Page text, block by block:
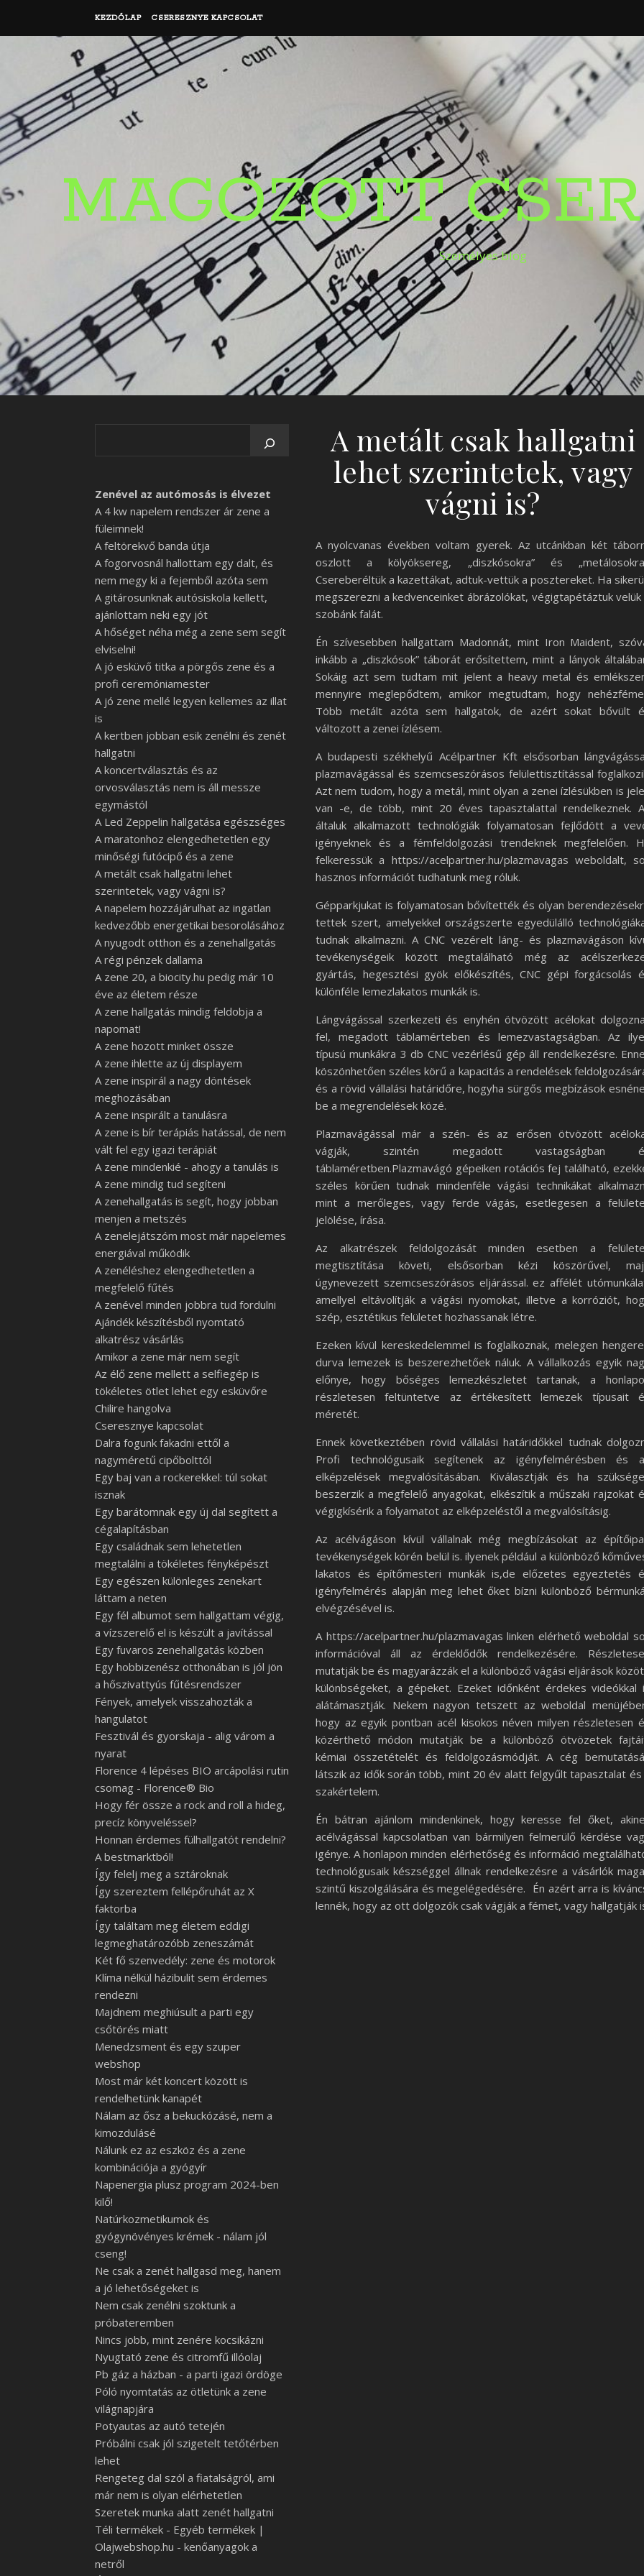
KEZDŐLAP CSERESZNYE KAPCSOLAT
MAGOZOTT
Személyes blog
Zenével az autómosás is élvezet
A 4 kw napelem rendszer ár zene a
füleimnek!
A feltörekvő banda útja
A fogorvosnál hallottam egy dalt, és
nem megy ki a fejemből azóta sem
A gitárosunknak autósiskola kellett,
ajánlottam neki egy jót
A hőséget néha még a zene sem segít
elviselni!
A jó esküvő titka a pörgős zene és a
profi ceremóniamester
A jó zene mellé legyen kellemes az illat
is
A kertben jobban esik zenélni és zenét
hallgatni
A koncertválasztás és az
orvosválasztás nem is áll messze
egymástól
A Led Zeppelin hallgatása egészséges
A maratonhoz elengedhetetlen egy
minőségi futócipő és a zene
A metált csak hallgatni lehet
szerintetek, vagy vágni is?
A napelem hozzájárulhat az ingatlan
kedvezőbb energetikai besorolásához
A nyugodt otthon és a zenehallgatás
A régi pénzek dallama
A zene 20, a biocity.hu pedig már 10
éve az életem része
A zene hallgatás mindig feldobja a
napomat!
A zene hozott minket össze
A zene ihlette az új displayem
A zene inspirál a nagy döntések
meghozásában
A zene inspirált a tanulásra
A zene is bír terápiás hatással, de nem
vált fel egy igazi terápiát
A zene mindenkié - ahogy a tanulás is
A zene mindig tud segíteni
A zenehallgatás is segít, hogy jobban
menjen a metszés
A zenelejátszóm most már napelemes
energiával működik
A zenéléshez elengedhetetlen a
megfelelő fűtés
A zenével minden jobbra tud fordulni
Ajándék készítésből nyomtató
alkatrész vásárlás
Amikor a zene már nem segít
Az élő zene mellett a selfiegép is
tökéletes ötlet lehet egy esküvőre
Chilire hangolva
Cseresznye kapcsolat
Dalra fogunk fakadni ettől a
nagyméretű cipőbolttól
Egy baj van a rockerekkel: túl sokat
isznak
Egy barátomnak egy új dal segített a
cégalapításban
Egy családnak sem lehetetlen
megtalálni a tökéletes fényképészt
Egy egészen különleges zenekart
láttam a neten
Egy fél albumot sem hallgattam végig,
a vízszerelő el is készült a javítással
Egy fuvaros zenehallgatás közben
Egy hobbizenész otthonában is jól jön
a hőszivattyús fűtésrendszer
Fények, amelyek visszahozták a
hangulatot
Fesztivál és gyorskaja - alig várom a
nyarat
Florence 4 lépéses BIO arcápolási rutin
csomag - Florence® Bio
Hogy fér össze a rock and roll a hideg,
precíz könyveléssel?
Honnan érdemes fülhallgatót rendelni?
A bestmarktból!
Így felelj meg a sztároknak
Így szereztem fellépőruhát az X
faktorba
Így találtam meg életem eddigi
legmeghatározóbb zeneszámát
Két fő szenvedély: zene és motorok
Klíma nélkül házibulit sem érdemes
rendezni
Majdnem meghiúsult a parti egy
csőtörés miatt
Menedzsment és egy szuper
webshop
Most már két koncert között is
rendelhetünk kanapét
Nálam az ősz a bekuckózásé, nem a
kimozdulásé
Nálunk ez az eszköz és a zene
kombinációja a gyógyír
Napenergia plusz program 2024-ben
kilő!
Natúrkozmetikumok és
gyógynövényes krémek - nálam jól
cseng!
Ne csak a zenét hallgasd meg, hanem
a jó lehetőségeket is
Nem csak zenélni szoktunk a
próbateremben
Nincs jobb, mint zenére kocsikázni
Nyugtató zene és citromfű illóolaj
Pb gáz a házban - a parti igazi ördöge
Póló nyomtatás az ötletünk a zene
világnapjára
Potyautas az autó tetején
Próbálni csak jól szigetelt tetőtérben
lehet
Rengeteg dal szól a fiatalságról, ami
már nem is olyan elérhetetlen
Szeretek munka alatt zenét hallgatni
Téli termékek - Egyéb termékek |
Olajwebshop.hu - kenőanyagok a
netről
A metált csak hallgatni
lehet szerintetek, vagy
vágni is?
A nyolcvanas években voltam gyerek. Az utcánkban két
oszlott a kölyöksereg, „diszkósokra” és
Csereberéltük a kazettákat, adtuk-vettük a posztereket. Ha
megszerezni a kedvenceinket ábrázolókat, végigtapétáztuk velük
szobánk falát.
Én szívesebben hallgattam Madonnát, mint Iron Maident,
inkább a „diszkósok” táborát erősítettem, mint a lányok
Sokáig azt sem tudtam mit jelent a heavy metal és
mennyire meglepődtem, amikor megtudtam, hogy
Több metált azóta sem hallgatok, de azért sokat bővült
változott a zenei ízlésem.
A budapesti székhelyű Acélpartner Kft elsősorban
plazmavágással és szemcseszórásos felülettisztítással
Azt nem tudom, hogy a metál, mint olyan a zenei ízlésükben is
van -e, de több, mint 20 éves tapasztalattal rendelkeznek.
általuk alkalmazott technológiák folyamatosan fejlődött a
igényeknek és a fémfeldolgozási trendeknek megfelelően.
felkeressük a https://acelpartner.hu/plazmavagas weboldalt,
hasznos információt tudhatunk meg róluk.
Gépparkjukat is folyamatosan bővítették és olyan
tettek szert, amelyekkel országszerte egyedülálló
tudnak alkalmazni. A CNC vezérelt láng- és plazmavágáson
tevékenységeik között megtalálható még az
gyártás, hegesztési gyök előkészítés, CNC gépi forgácsolás
különféle lemezlakatos munkák is.
Lángvágással szerkezeti és enyhén ötvözött acélokat
fel, megadott táblamérteben és lemezvastagságban. Az
típusú munkákra 3 db CNC vezérlésű gép áll rendelkezésre.
köszönhetően széles körű a kapacitás a rendelések
és a rövid vállalási határidőre, hogyha sürgős megbízások
be a megrendelések közé.
Plazmavágással már a szén- és az erősen ötvözött
vágják, szintén megadott vastagságban
táblaméretben.Plazmavágó gépeiken rotációs fej található,
széles körűen tudnak mindenféle vágási technikákat
mint a merőleges, vagy ferde vágás, esetlegesen a
jelölése, írása.
Az alkatrészek feldolgozását minden esetben a
megtisztítása követi, elsősorban kézi köszörűvel,
úgynevezett szemcseszórásos eljárással. ez affélét
amellyel eltávolítják a vágási nyomokat, illetve a korróziót,
szép, esztétikus felületet hozhassanak létre.
Ezeken kívül kereskedelemmel is foglalkoznak, melegen
durva lemezek is beszerezhetőek náluk. A vállalkozás egyik
előnye, hogy bőséges lemezkészletet tartanak, a
részletesen feltüntetve az értékesített lemezek típusait
méretét.
Ennek következtében rövid vállalási határidőkkel tudnak
Profi technológusaik segítenek az igényfelmérésben és
elképzelések megvalósításában. Kiválasztják és ha
beszerzik a megfelelő anyagokat, elkészítik a műszaki rajzokat
végigkísérik a folyamatot az elképzeléstől a megvalósításig.
Az acélvágáson kívül vállalnak még megbízásokat az
tevékenységek körén belül is. ilyenek például a különböző
lakatos és építőmesteri munkák is,de előzetes egyeztetés
igényfelmérés alapján meg lehet őket bízni különböző
elvégzésével is.
A https://acelpartner.hu/plazmavagas linken elérhető weboldal
információval áll az érdeklődők rendelkezésére.
mutatják be és magyarázzák el a különböző vágási eljárások
különbségeket, a gépeket. Ezeket időnként érdekes videókkal
alátámasztják. Nekem nagyon tetszett az weboldal
hogy az egyik pontban acél kisokos néven milyen részletesen
közérthető módon mutatják be a különböző ötvözetek
kémiai összetételét és feldolgozásmódját. A cég
látszik az idők során több, mint 20 év alatt felgyűlt tapasztalat és
szakértelem.
Én bátran ajánlom mindenkinek, hogy keresse fel őket,
acélvágással kapcsolatban van bármilyen felmerülő kérdése
igénye. A honlapon minden elérhetőség és információ
technológusaik készséggel állnak rendelkezésre a vásárlók
szintű kiszolgálására és megelégedésére. Én azért arra is
lennék, hogy az ott dolgozók csak vágják a fémet, vagy hallgatják